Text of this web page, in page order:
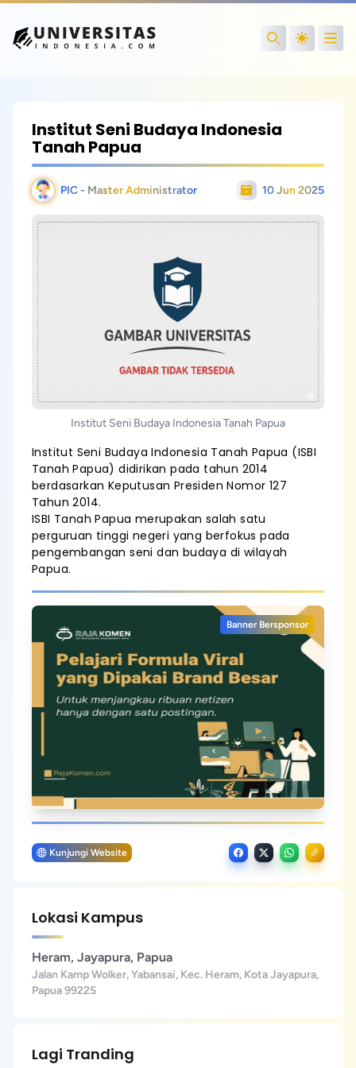
Search
Institut Seni Budaya Indonesia
Tanah Papua
PIC - Master Administrator 10 Jun 2025
Institut Seni Budaya Indonesia Tanah Papua
Institut Seni Budaya Indonesia Tanah Papua (ISBI
Tanah Papua) didirikan pada tahun 2014
berdasarkan Keputusan Presiden Nomor 127
Tahun 2014.
ISBI Tanah Papua merupakan salah satu
perguruan tinggi negeri yang berfokus pada
pengembangan seni dan budaya di wilayah
Papua.
Banner Bersponsor
Kunjungi Website
Lokasi Kampus
Heram, Jayapura, Papua
Jalan Kamp Wolker, Yabansai, Kec. Heram, Kota Jayapura,
Papua 99225
Lagi Tranding